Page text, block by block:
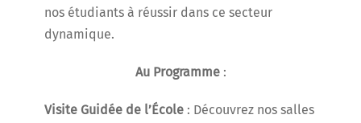
nos étudiants à réussir dans ce secteur
dynamique.
Au Programme:
Visite Guidée de l’École : Découvrez nos salles